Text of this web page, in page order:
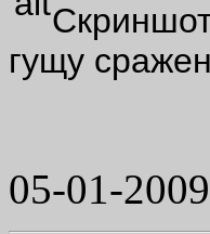
гущу
05-01-2009